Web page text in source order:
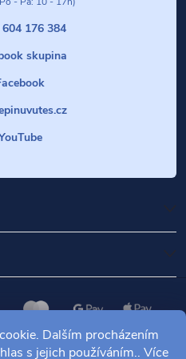
Dalším procházením
s jejich používáním.. Více
176 384
skupina